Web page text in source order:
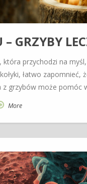
GRZYBY
przychodzi na
łatwo zapomnieć,
z grzybów może
More